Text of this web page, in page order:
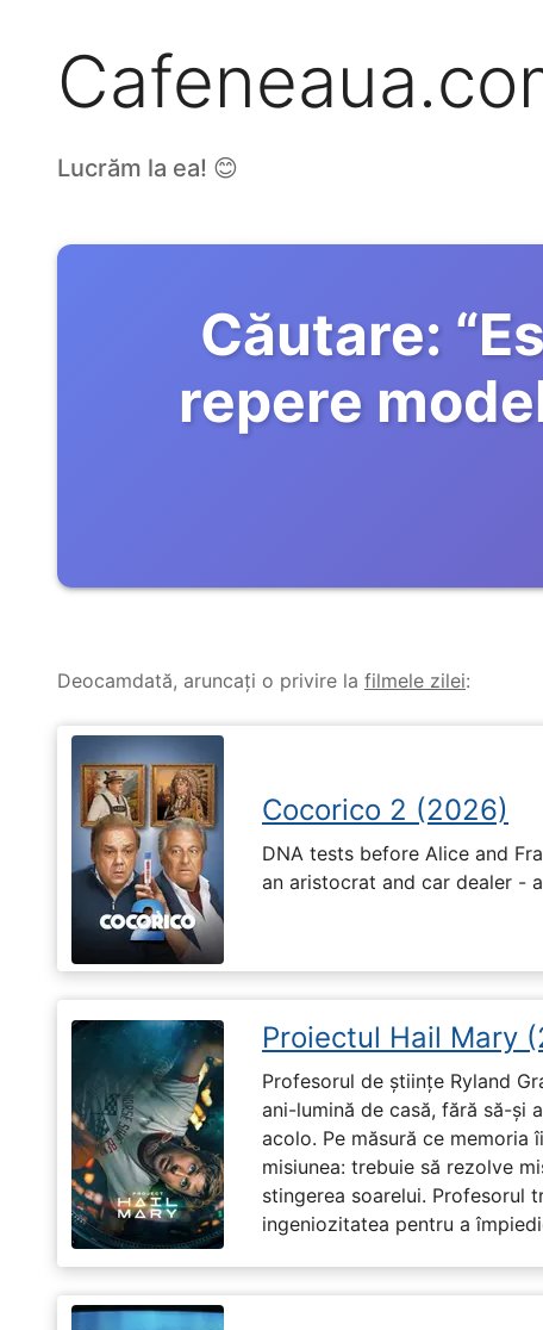
Lucrăm la ea! 😊
Căutare: “
repere
Deocamdată, aruncați o privire la filmele zilei:
Cocorico 2 (2026)
DNA tests before Alice and
an aristocrat and car dealer -
Proiectul Hail Mary
Profesorul de științe Ryland
ani-lumină de casă, fără să-și
acolo. Pe măsură ce memoria
misiunea: trebuie să rezolve
stingerea soarelui. Profesorul
ingeniozitatea pentru a